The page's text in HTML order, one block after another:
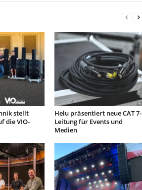
stellt
die VIO-
Helu präsentiert neue CAT 7-
Leitung für Events und
Medien